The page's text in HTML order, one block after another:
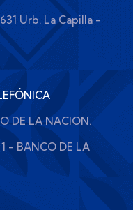
Urb. La Capilla -
DE LA NACION.
- BANCO DE LA